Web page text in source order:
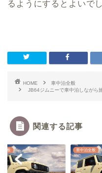
るようにするとよいで
HOME
車中泊全般
JB64ジムニーで車中泊しながら
関連する記事
全般 車中泊全般